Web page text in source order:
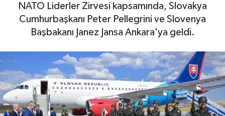
NATO Liderler Zirvesi kapsamında, Slovakya
Cumhurbaşkanı Peter Pellegrini ve Slovenya
Başbakanı Janez Jansa Ankara'ya geldi.
Otovitrin
Magazin
Gayrimenkul
Haber Arşivi